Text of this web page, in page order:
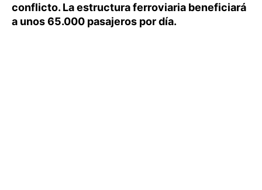
conflicto. La estructura ferroviaria beneficiará
a unos 65.000 pasajeros por día.